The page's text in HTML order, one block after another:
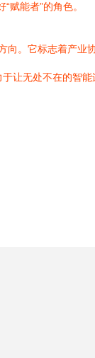
能者”的角色。
。它标志着产业
让无处不在的智